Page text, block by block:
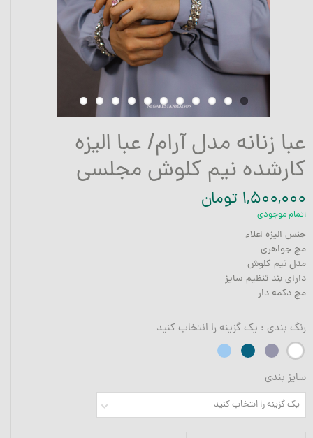
عبا زنانه مدل آرام/ عبا الیزه
کارشده نیم کلوش مجلسی
۱,۵۰۰,۰۰۰ تومان
اتمام موجودی
جنس الیزه اعلاء
مچ جواهری
مدل نیم کلوش
دارای بند تنظیم سایز
مچ دکمه دار
رنگ بندی : یک گزینه را انتخاب کنید
سایز بندی
یک گزینه را انتخاب کنید